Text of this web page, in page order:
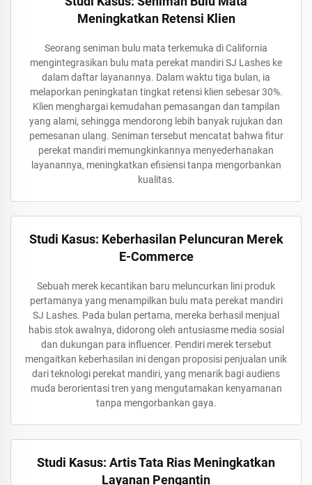
Meningkatkan Retensi Klien
Seorang seniman bulu mata terkemuka di California
mengintegrasikan bulu mata perekat mandiri SJ Lashes ke
dalam daftar layanannya. Dalam waktu tiga bulan, ia
melaporkan peningkatan tingkat retensi klien sebesar 30%.
Klien menghargai kemudahan pemasangan dan tampilan
yang alami, sehingga mendorong lebih banyak rujukan dan
pemesanan ulang. Seniman tersebut mencatat bahwa fitur
perekat mandiri memungkinkannya menyederhanakan
layanannya, meningkatkan efisiensi tanpa mengorbankan
kualitas.
Studi Kasus: Keberhasilan Peluncuran Merek
E-Commerce
Sebuah merek kecantikan baru meluncurkan lini produk
pertamanya yang menampilkan bulu mata perekat mandiri
SJ Lashes. Pada bulan pertama, mereka berhasil menjual
habis stok awalnya, didorong oleh antusiasme media sosial
dan dukungan para influencer. Pendiri merek tersebut
mengaitkan keberhasilan ini dengan proposisi penjualan unik
dari teknologi perekat mandiri, yang menarik bagi audiens
muda berorientasi tren yang mengutamakan kenyamanan
tanpa mengorbankan gaya.
Studi Kasus: Artis Tata Rias Meningkatkan
Layanan Pengantin